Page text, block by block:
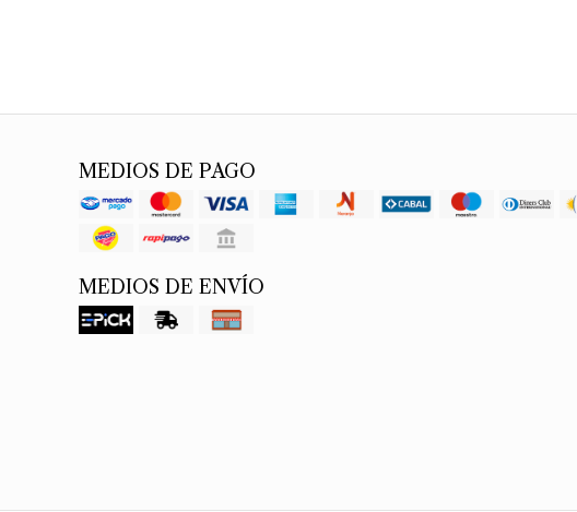
MEDIOS DE PAGO
MEDIOS DE ENVÍO